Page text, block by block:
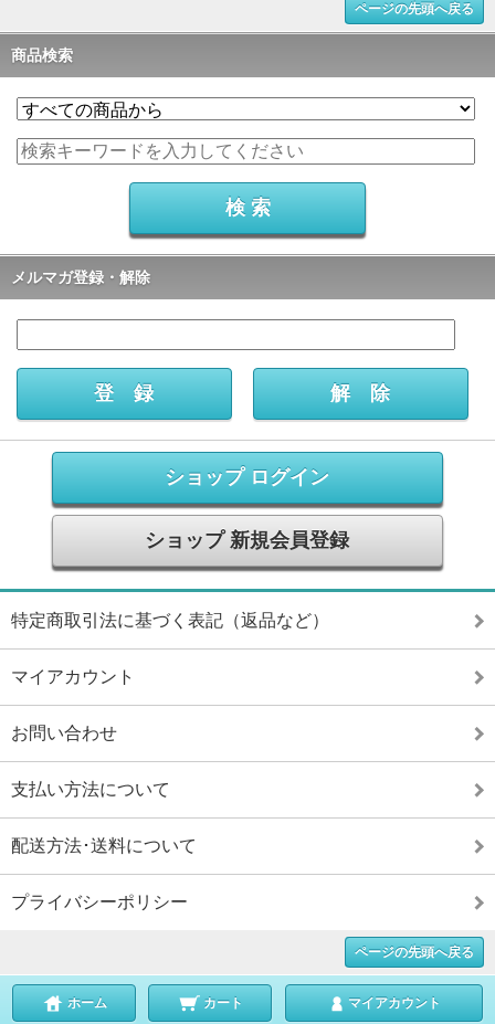
ページの先頭へ戻る
商品検索
メルマガ登録・解除
ショップ ログイン
ショップ 新規会員登録
特定商取引法に基づく表記（返品など）
マイアカウント
お問い合わせ
支払い方法について
配送方法･送料について
プライバシーポリシー
ページの先頭へ戻る
ホーム カート マイアカウント